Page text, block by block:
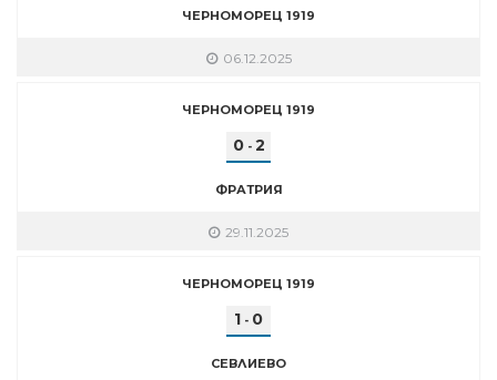
ЧЕРНОМОРЕЦ 1919
06.12.2025
ЧЕРНОМОРЕЦ 1919
0- 2
ФРАТРИЯ
29.11.2025
ЧЕРНОМОРЕЦ 1919
1 - 0
СЕВЛИЕВО